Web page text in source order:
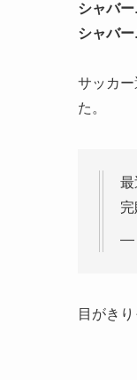
シャバ
シャバ
サッカ
た。
最
完
—
目がき